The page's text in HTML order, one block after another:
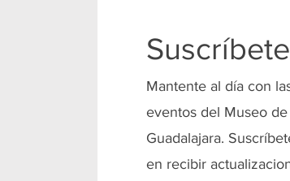
Mantente al día con
eventos del Museo
Guadalajara.
en recibir